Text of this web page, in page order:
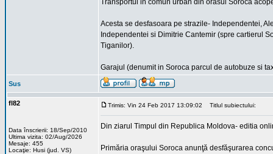
Transportul in comun urban din orasul Soroca
Acesta se desfasoara pe strazile- Independentei,
Independentei si Dimitrie Cantemir (spre cartierul
Tiganilor).
Garajul (denumit in Soroca parcul de autobuze si
Sus
fl82
Data înscrierii: 18/Sep/2010
Ultima vizita: 02/Aug/2026
Mesaje: 455
Locaţie: Husi (jud. VS)
Trimis: Vin 24 Feb 2017 13:09:02 Titlul subiectului:
Din ziarul Timpul din Republica Moldova- editia
Primăria oraşului Soroca anunţă desfăşurarea